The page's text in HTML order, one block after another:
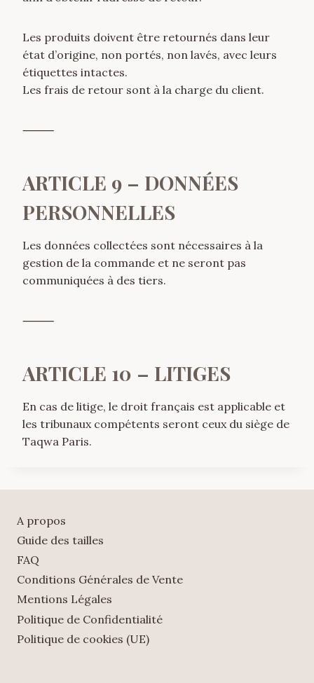
Les produits doivent être retournés dans leur
état d’origine, non portés, non lavés, avec leurs
étiquettes intactes.
Les frais de retour sont à la charge du client.
⸻
ARTICLE 9 – DONNÉES
PERSONNELLES
Les données collectées sont nécessaires à la
gestion de la commande et ne seront pas
communiquées à des tiers.
⸻
ARTICLE 10 – LITIGES
En cas de litige, le droit français est applicable et
les tribunaux compétents seront ceux du siège de
Taqwa Paris.
A propos
Guide des tailles
FAQ
Conditions Générales de Vente
Mentions Légales
Politique de Confidentialité
Politique de cookies (UE)